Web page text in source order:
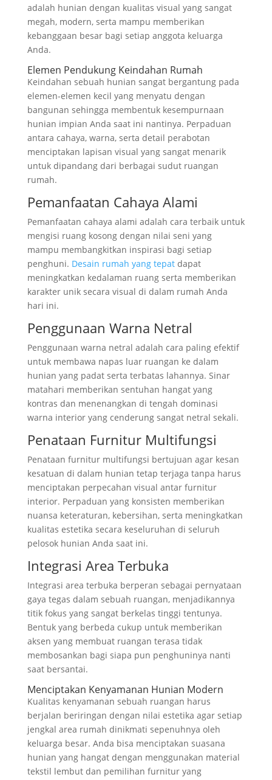
adalah hunian dengan kualitas visual yang sangat
megah, modern, serta mampu memberikan
kebanggaan besar bagi setiap anggota keluarga
Anda.
Elemen Pendukung Keindahan Rumah
Keindahan sebuah hunian sangat bergantung pada
elemen-elemen kecil yang menyatu dengan
bangunan sehingga membentuk kesempurnaan
hunian impian Anda saat ini nantinya. Perpaduan
antara cahaya, warna, serta detail perabotan
menciptakan lapisan visual yang sangat menarik
untuk dipandang dari berbagai sudut ruangan
rumah.
Pemanfaatan Cahaya Alami
Pemanfaatan cahaya alami adalah cara terbaik untuk
mengisi ruang kosong dengan nilai seni yang
mampu membangkitkan inspirasi bagi setiap
penghuni. Desain rumah yang tepatdapat
meningkatkan kedalaman ruang serta memberikan
karakter unik secara visual di dalam rumah Anda
hari ini.
Penggunaan Warna Netral
Penggunaan warna netral adalah cara paling efektif
untuk membawa napas luar ruangan ke dalam
hunian yang padat serta terbatas lahannya. Sinar
matahari memberikan sentuhan hangat yang
kontras dan menenangkan di tengah dominasi
warna interior yang cenderung sangat netral sekali.
Penataan Furnitur Multifungsi
Penataan furnitur multifungsi bertujuan agar kesan
kesatuan di dalam hunian tetap terjaga tanpa harus
menciptakan perpecahan visual antar furnitur
interior. Perpaduan yang konsisten memberikan
nuansa keteraturan, kebersihan, serta meningkatkan
kualitas estetika secara keseluruhan di seluruh
pelosok hunian Anda saat ini.
Integrasi Area Terbuka
Integrasi area terbuka berperan sebagai pernyataan
gaya tegas dalam sebuah ruangan, menjadikannya
titik fokus yang sangat berkelas tinggi tentunya.
Bentuk yang berbeda cukup untuk memberikan
aksen yang membuat ruangan terasa tidak
membosankan bagi siapa pun penghuninya nanti
saat bersantai.
Menciptakan Kenyamanan Hunian Modern
Kualitas kenyamanan sebuah ruangan harus
berjalan beriringan dengan nilai estetika agar setiap
jengkal area rumah dinikmati sepenuhnya oleh
keluarga besar. Anda bisa menciptakan suasana
hunian yang hangat dengan menggunakan material
tekstil lembut dan pemilihan furnitur yang